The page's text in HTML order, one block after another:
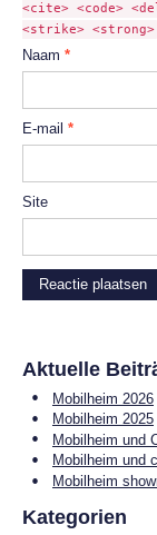
<cite> <code>
<strike> <strong>
Naam *
E-mail *
Site
Aktuelle
Mobilheim 2026
Mobilheim 2025
Mobilheim und
Mobilheim und
Mobilheim
Kategorien